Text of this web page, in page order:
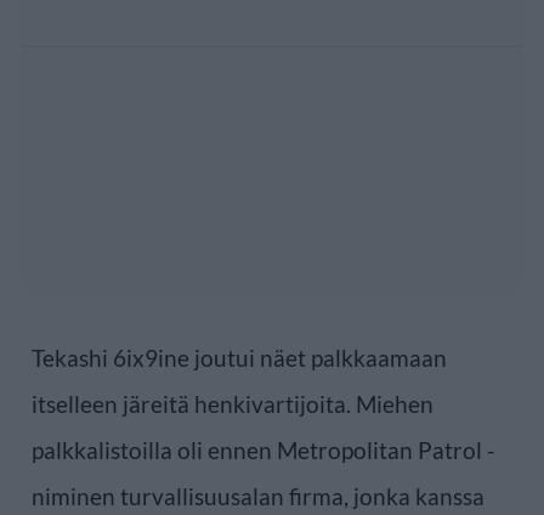
Tekashi 6ix9ine joutui näet palkkaamaan
itselleen järeitä henkivartijoita. Miehen
palkkalistoilla oli ennen Metropolitan Patrol -
niminen turvallisuusalan firma, jonka kanssa